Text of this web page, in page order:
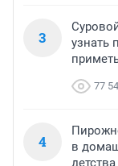
3
узнать
77
4
в
детства